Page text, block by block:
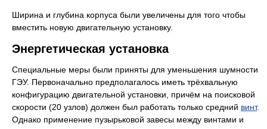
Ширина и глубина корпуса были увеличены для того чтобы
вместить новую двигательную установку.
Энергетическая установка
Специальные меры были приняты для уменьшения шумности
ГЭУ. Первоначально предполагалось иметь трёхвальную
конфигурацию двигательной установки, причём на поисковой
скорости (20 узлов) должен был работать только средний винт.
Однако применение пузырьковой завесы между винтами и